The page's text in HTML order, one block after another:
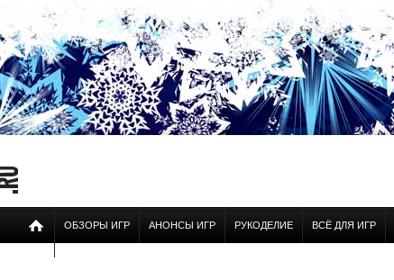
ОБЗОРЫ ИГР АНОНСЫ ИГР РУКОДЕЛИЕ ВСЁ ДЛЯ ИГР